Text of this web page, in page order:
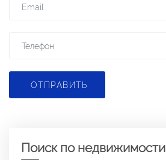
ОТПРАВИТЬ
Поиск по недвижимости